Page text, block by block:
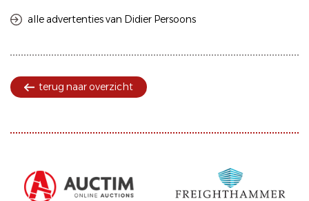
alle advertenties van Didier Persoons
terug naar overzicht